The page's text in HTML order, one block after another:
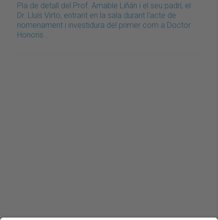
Pla de detall del Prof. Amable Liñán i el seu padrí, el
Dr. Lluís Virto, entrant en la sala durant l'acte de
nomenament i investidura del primer com a Doctor
Honoris…